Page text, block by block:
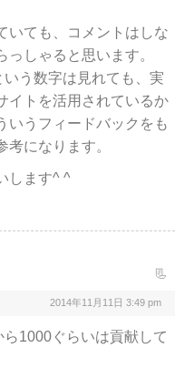
いても、コメントはしな
しゃると思います。
う数字は見れても、実
イトを活用されているか
いうフィードバックをも
考になります。
します^ ^
2014年11月11日 3:49 pm
1000ぐらいは貢献して